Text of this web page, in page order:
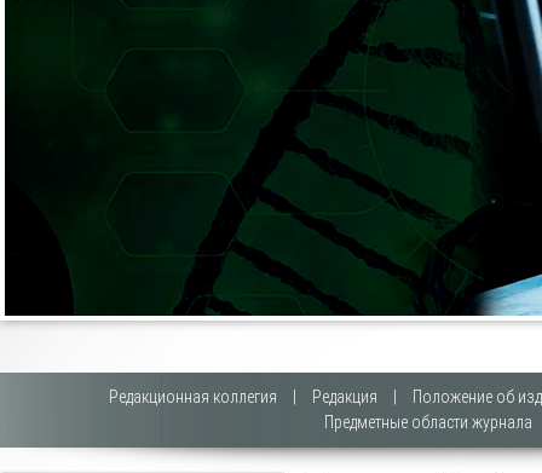
Редакционная коллегия Редакция
Положение об
Предметные области журнала